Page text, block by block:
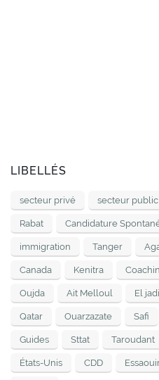
LIBELLÉS
secteur privé secteur public
Rabat Candidature
immigration Tanger
Canada Kenitra
Oujda Ait Melloul El
Qatar Ouarzazate Safi
Guides Sttat Taroudant
États-Unis CDD